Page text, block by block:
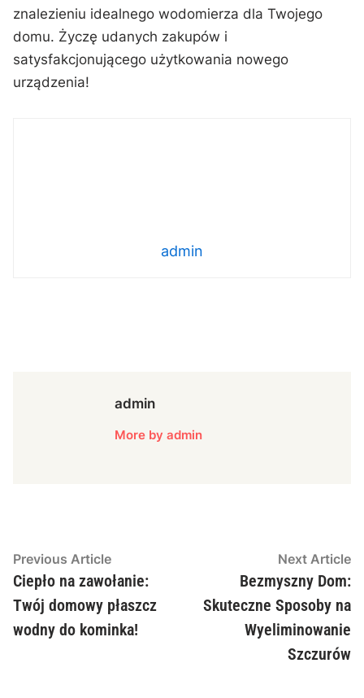
‍znalezieniu idealnego wodomierza dla Twojego
domu. Życzę udanych zakupów⁣ i
satysfakcjonującego użytkowania nowego
urządzenia!
admin
admin
More by admin
Nawigacja
wpisu
Previous ArticlePrevious
article:
Ciepło na zawołanie:
Twój domowy płaszcz
wodny do kominka!
Next Article
Bezmyszny Dom:
Skuteczne Sposoby na
Wyeliminowanie
Szczurów